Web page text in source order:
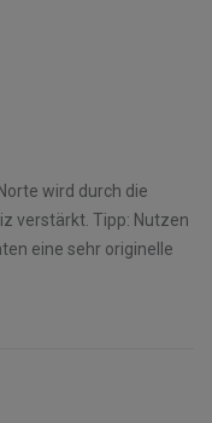
wird durch die
verstärkt. Tipp: Nutzen
eine sehr originelle